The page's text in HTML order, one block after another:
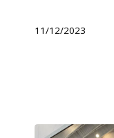
11/12/2023